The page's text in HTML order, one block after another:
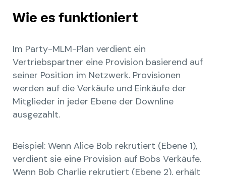
Wie es funktioniert
Im Party-MLM-Plan verdient ein
Vertriebspartner eine Provision basierend auf
seiner Position im Netzwerk. Provisionen
werden auf die Verkäufe und Einkäufe der
Mitglieder in jeder Ebene der Downline
ausgezahlt.
Beispiel: Wenn Alice Bob rekrutiert (Ebene 1),
verdient sie eine Provision auf Bobs Verkäufe.
Wenn Bob Charlie rekrutiert (Ebene 2), erhält